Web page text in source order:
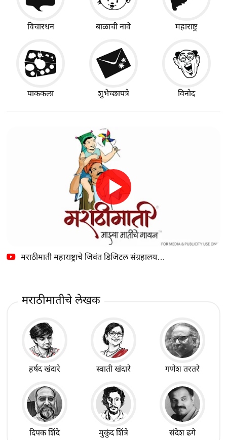
विचारधन बाळाची नावे महाराष्ट्र
पाककला शुभेच्छापत्रे विनोद
मराठीमाती महाराष्ट्राचे जिवंत डिजिटल संग्रहालय…
मराठीमातीचे लेखक
हर्षद खंदारे स्वाती खंदारे गणेश तरतरे
दिपक शिंदे मुकुंद शिंत्रे संदेश ढगे